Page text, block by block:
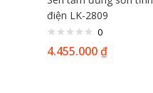
điện LK-2809
0
4.455.000₫